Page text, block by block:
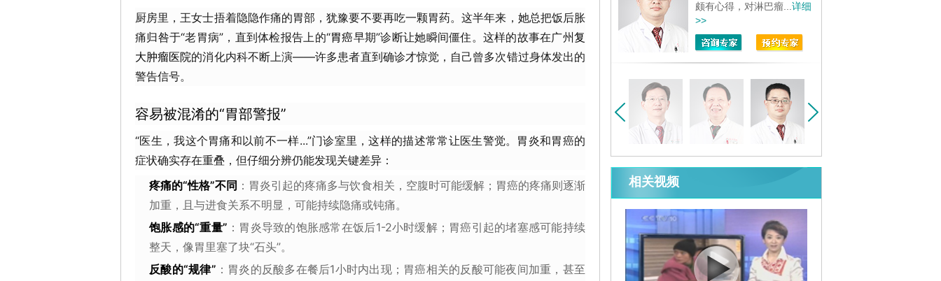
厨房里，王女士捂着隐隐作痛的胃部，犹豫要不要再吃一颗胃药。这半年来，她总把饭后胀
痛归咎于“老胃病”，直到体检报告上的“胃癌早期”诊断让她瞬间僵住。这样的故事在广州复
大肿瘤医院的消化内科不断上演——许多患者直到确诊才惊觉，自己曾多次错过身体发出的
警告信号。
容易被混淆的“胃部警报”
“医生，我这个胃痛和以前不一样...”门诊室里，这样的描述常常让医生警觉。胃炎和胃癌的
症状确实存在重叠，但仔细分辨仍能发现关键差异：
疼痛的“性格”不同 ：胃炎引起的疼痛多与饮食相关，空腹时可能缓解；胃癌的疼痛则逐渐
加重，且与进食关系不明显，可能持续隐痛或钝痛。
饱胀感的“重量” ：胃炎导致的饱胀感常在饭后1-2小时缓解；胃癌引起的堵塞感可能持续
整天，像胃里塞了块“石头”。
反酸的“规律” ：胃炎的反酸多在餐后1小时内出现；胃癌相关的反酸可能夜间加重，甚至
导师...详细>>
颇有心得，对淋巴瘤... 详细
>>
相关视频